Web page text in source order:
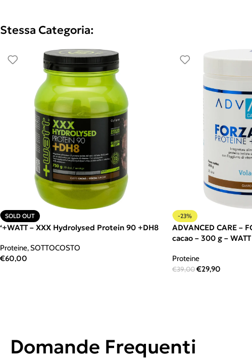
Stessa Categoria:
SOLD OUT
‘+WATT – XXX Hydrolysed Protein 90 +DH8
Proteine,SOTTOCOSTO
€60,00
-23%
ADVANCED CARE –
cacao – 300 g – WATT
Proteine
€39,00€29,90
Domande Frequenti